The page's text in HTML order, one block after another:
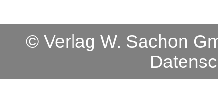
© Verlag W. Sachon